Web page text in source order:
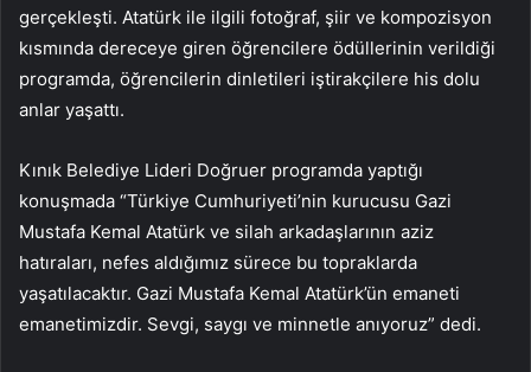
gerçekleşti. Atatürk ile ilgili fotoğraf, şiir ve kompozisyon
kısmında dereceye giren öğrencilere ödüllerinin verildiği
programda, öğrencilerin dinletileri iştirakçilere his dolu
anlar yaşattı.
Kınık Belediye Lideri Doğruer programda yaptığı
konuşmada “Türkiye Cumhuriyeti’nin kurucusu Gazi
Mustafa Kemal Atatürk ve silah arkadaşlarının aziz
hatıraları, nefes aldığımız sürece bu topraklarda
yaşatılacaktır. Gazi Mustafa Kemal Atatürk’ün emaneti
emanetimizdir. Sevgi, saygı ve minnetle anıyoruz” dedi.